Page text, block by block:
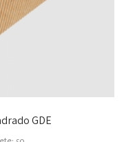
GDE